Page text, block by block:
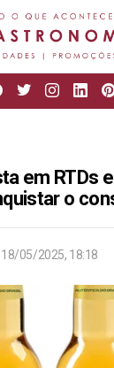
facebooktwitterinstagram
em RTDs
o
18/05/2025, 18:18